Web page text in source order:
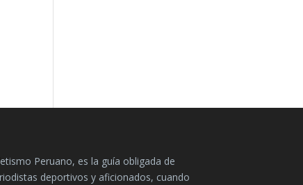
Peruano, es la guía obligada de
deportivos y aficionados, cuando